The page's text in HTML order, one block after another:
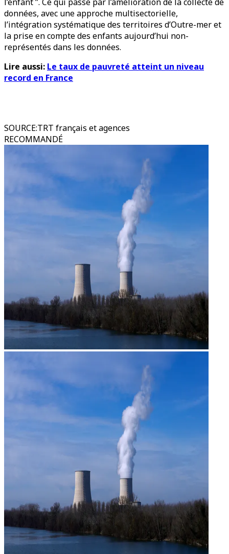
données, avec une approche multisectorielle,
l’intégration systématique des territoires d’Outre-mer et
la prise en compte des enfants aujourd’hui non-
représentés dans les données.
Lire aussi: Le taux de pauvreté atteint un niveau
record en France
SOURCE:TRT français et agences
RECOMMANDÉ